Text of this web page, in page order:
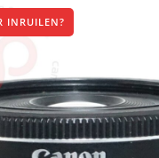
INRUILEN?